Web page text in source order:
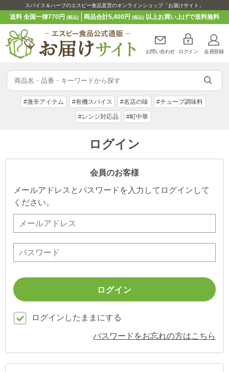
スパイス＆ハーブのエスビー食品直営のオンラインショップ「お届けサイト」
送料 全国一律770円(税込) 商品合計5,400円 (税込)以上お買い上げで送料無料
お問い合わせ ログイン 会員登録
#激辛アイテム #有機スパイス #名店の味 #チューブ調味料
#レンジ対応品 #町中華
ログイン
会員のお客様
メールアドレスとパスワードを入力してログインして
ください。
ログインしたままにする
パスワードをお忘れの方はこちら